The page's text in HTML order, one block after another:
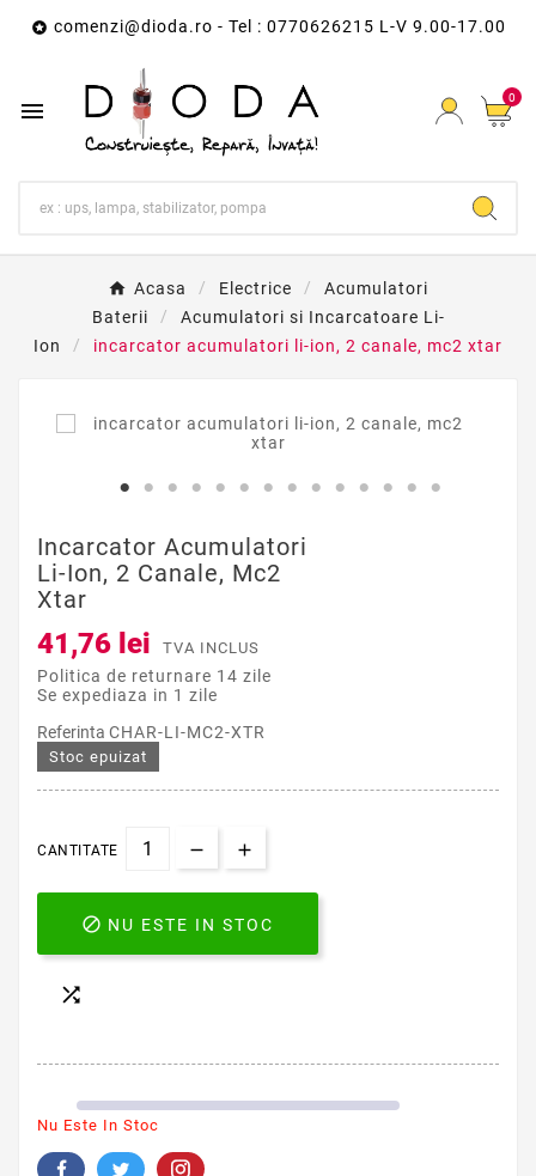
 comenzi@dioda.ro - Tel : 0770626215 L-V 9.00-17.00
 0
Acasa Electrice
Acumulatori
Baterii
Acumulatori si Incarcatoare Li-
Ion
incarcator acumulatori li-ion, 2 canale, mc2 xtar
Incarcator Acumulatori
Li-Ion, 2 Canale, Mc2
Xtar
41,76 lei TVA INCLUS
Politica de returnare 14 zile
Se expediaza in 1 zile
Referinta CHAR-LI-MC2-XTR
Stoc epuizat
CANTITATE
 NU ESTE IN STOC

Nu Este In Stoc